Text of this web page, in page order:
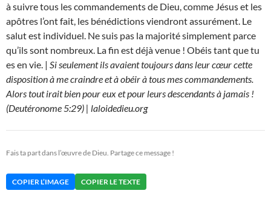
à suivre tous les commandements de Dieu, comme Jésus et les
apôtres l’ont fait, les bénédictions viendront assurément. Le
salut est individuel. Ne suis pas la majorité simplement parce
qu’ils sont nombreux. La fin est déjà venue ! Obéis tant que tu
es en vie. | Si seulement ils avaient toujours dans leur cœur cette
disposition à me craindre et à obéir à tous mes commandements.
Alors tout irait bien pour eux et pour leurs descendants à jamais !
(Deutéronome 5:29) | laloidedieu.org
Fais ta part dans l’œuvre de Dieu. Partage ce message !
COPIER L’IMAGE COPIER LE TEXTE